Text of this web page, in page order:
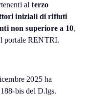
alterzo
iniziali di rifiuti
non superiore a 10,
portale RENTRI.
2025 ha
bis del D.lgs.